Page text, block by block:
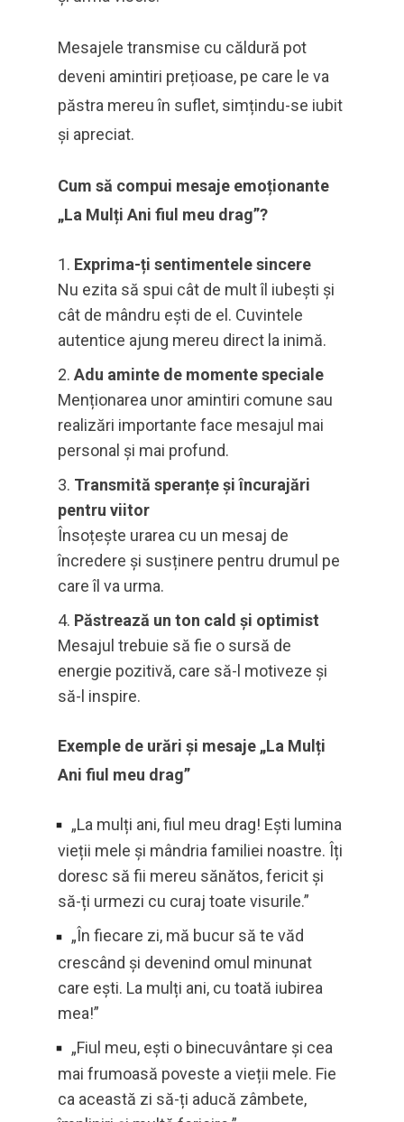
Mesajele transmise cu căldură pot
deveni amintiri prețioase, pe care le va
păstra mereu în suflet, simțindu-se iubit
și apreciat.
Cum să compui mesaje emoționante
„La Mulți Ani fiul meu drag”?
Exprima-ți sentimentele sincere
Nu ezita să spui cât de mult îl iubești și
cât de mândru ești de el. Cuvintele
autentice ajung mereu direct la inimă.
Adu aminte de momente speciale
Menționarea unor amintiri comune sau
realizări importante face mesajul mai
personal și mai profund.
Transmită speranțe și încurajări
pentru viitor
Însoțește urarea cu un mesaj de
încredere și susținere pentru drumul pe
care îl va urma.
Păstrează un ton cald și optimist
Mesajul trebuie să fie o sursă de
energie pozitivă, care să-l motiveze și
să-l inspire.
Exemple de urări și mesaje „La Mulți
Ani fiul meu drag”
„La mulți ani, fiul meu drag! Ești lumina
vieții mele și mândria familiei noastre. Îți
doresc să fii mereu sănătos, fericit și
să-ți urmezi cu curaj toate visurile.”
„În fiecare zi, mă bucur să te văd
crescând și devenind omul minunat
care ești. La mulți ani, cu toată iubirea
mea!”
„Fiul meu, ești o binecuvântare și cea
mai frumoasă poveste a vieții mele. Fie
ca această zi să-ți aducă zâmbete,